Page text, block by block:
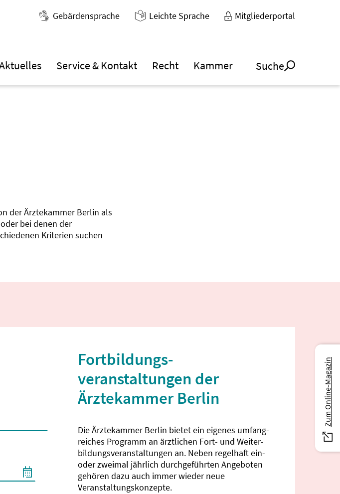
Gebärdensprache Leichte Sprache Mitgliederportal
Service & Kontakt Recht Kammer Suche
der Ärztekammer Berlin als
bei denen der
Kriterien suchen
Fortbildungs­
veranstaltungen der
Ärztekammer Berlin
Die Ärztekammer Berlin bietet ein eigenes umfang­
reiches Programm an ärztlichen Fort- und Weiter­
bildungs­veranstaltungen an. Neben regelhaft ein-
oder zweimal jährlich durch­geführten Angeboten
gehören dazu auch immer wieder neue
Veranstaltungs­konzepte.
Zum Online-Magazin